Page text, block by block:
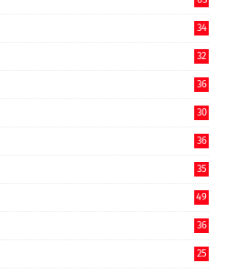
34
32
36
30
36
35
49
36
25